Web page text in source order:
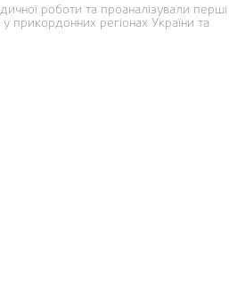
роботи та проаналізували перші
прикордонних регіонах України та